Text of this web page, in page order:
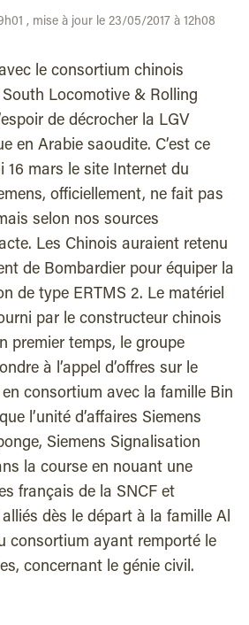
, mise à jour le 23/05/2017 à 12h08
le consortium chinois
Locomotive & Rolling
de décrocher la LGV
en Arabie saoudite. C’est ce
16 mars le site Internet du
officiellement, ne fait pas
selon nos sources
Les Chinois auraient retenu
de Bombardier pour équiper la
de type ERTMS 2. Le matériel
par le constructeur chinois
premier temps, le groupe
à l’appel d’offres sur le
consortium avec la famille Bin
l’unité d’affaires Siemens
Siemens Signalisation
la course en nouant une
français de la SNCF et
alliés dès le départ à la famille Al
consortium ayant remporté le
concernant le génie civil.